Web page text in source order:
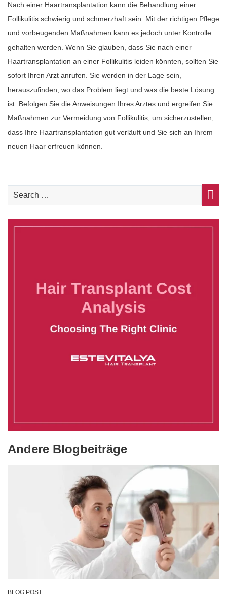
Nach einer Haartransplantation kann die Behandlung einer
Follikulitis schwierig und schmerzhaft sein. Mit der richtigen Pflege
und vorbeugenden Maßnahmen kann es jedoch unter Kontrolle
gehalten werden. Wenn Sie glauben, dass Sie nach einer
Haartransplantation an einer Follikulitis leiden könnten, sollten Sie
sofort Ihren Arzt anrufen. Sie werden in der Lage sein,
herauszufinden, wo das Problem liegt und was die beste Lösung
ist. Befolgen Sie die Anweisungen Ihres Arztes und ergreifen Sie
Maßnahmen zur Vermeidung von Follikulitis, um sicherzustellen,
dass Ihre Haartransplantation gut verläuft und Sie sich an Ihrem
neuen Haar erfreuen können.
Andere Blogbeiträge
BLOG POST